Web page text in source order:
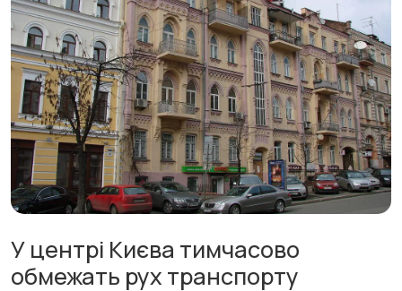
У центрі Києва тимчасово
обмежать рух транспорту